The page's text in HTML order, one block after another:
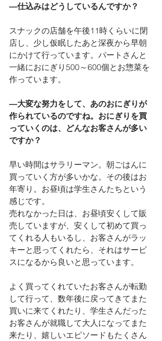
―仕込みはどうしているんですか？
スナックの店舗を午後11時くらいに閉
店し、少し仮眠したあと深夜から早朝
にかけて行っています。パートさんと
一緒におにぎり500～600個とお惣菜を
作っています。
―大変な努力をして、あのおにぎりが
作られているのですね。おにぎりを買
っていくのは、どんなお客さんが多い
ですか？
早い時間はサラリーマン。朝ごはんに
買っていく方が多いかな。その後はお
年寄り。お昼頃は学生さんたちという
感じです。
売れなかった日は、お昼頃安くして販
売していますが、安くして初めて買っ
てくれる人もいるし、お客さんがラッ
キーと思ってくれたら、それはサービ
スになるから良いと思っています。
よく買ってくれていたお客さんが転勤
して行って、数年後に戻ってきてまた
買いに来てくれたり、学生さんだった
お客さんが就職して大人になってまた
来たり、嬉しいエピソードもたくさん